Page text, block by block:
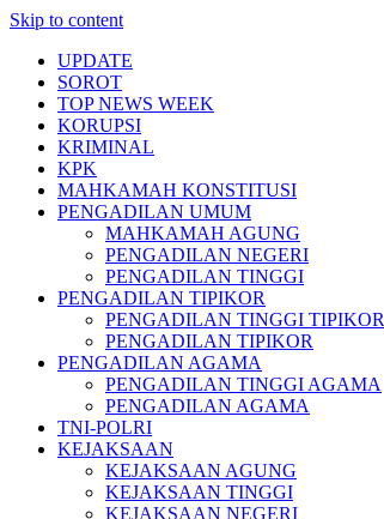
Skip to content
UPDATE
SOROT
TOP NEWS WEEK
KORUPSI
KRIMINAL
KPK
MAHKAMAH KONSTITUSI
PENGADILAN UMUM
MAHKAMAH AGUNG
PENGADILAN NEGERI
PENGADILAN TINGGI
PENGADILAN TIPIKOR
PENGADILAN TINGGI TIPIKOR
PENGADILAN TIPIKOR
PENGADILAN AGAMA
PENGADILAN TINGGI AGAMA
PENGADILAN AGAMA
TNI-POLRI
KEJAKSAAN
KEJAKSAAN AGUNG
KEJAKSAAN TINGGI
KEJAKSAAN NEGERI